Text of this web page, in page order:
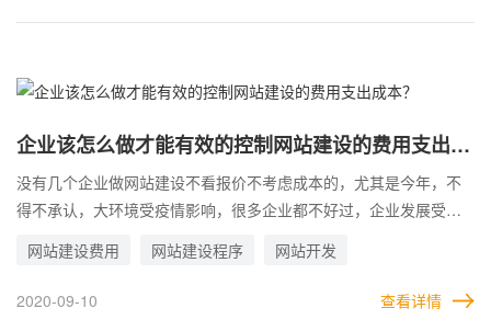
企业该怎么做才能有效的控制网站建设的费用支出成
本？
没有几个企业做网站建设不看报价不考虑成本的，尤其是今年，不
得不承认，大环境受疫情影响，很多企业都不好过，企业发展受到
站或者更新改版老网站，是需要一定成本的，企业自己也是有一个
预算在，可能在找网站建设公司的时候，可能沟通之后觉得一切都
网站建设费用 网站建设程序 网站开发
2020-09-10 查看详情